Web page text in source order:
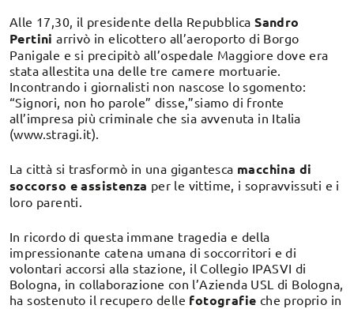
Alle 17,30, il presidente della RepubblicaSandro
Pertini arrivò in elicottero all’aeroporto di Borgo
Panigale e si precipitò all’ospedale Maggiore dove era
stata allestita una delle tre camere mortuarie.
Incontrando i giornalisti non nascose lo sgomento:
“Signori, non ho parole” disse,”siamo di fronte
all’impresa più criminale che sia avvenuta in Italia
(www.stragi.it).
La città si trasformò in una gigantesca macchina di
soccorso e assistenza per le vittime, i sopravvissuti e i
loro parenti.
In ricordo di questa immane tragedia e della
impressionante catena umana di soccorritori e di
volontari accorsi alla stazione, il Collegio IPASVI di
Bologna, in collaborazione con l’Azienda USL di Bologna,
ha sostenuto il recupero delle fotografie che proprio in